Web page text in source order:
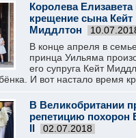
Королева
крещение сына Кейт
Миддлтон
В конце апреля в
принца Уильяма
его супруга Кейт
И вот настало время
В Великобритании
репетицию похорон
II
02.07.2018